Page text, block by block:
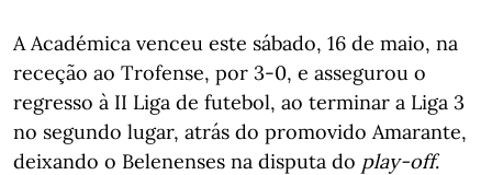
A Académica venceu este sábado, 16 de maio, na
receção ao Trofense, por 3-0, e assegurou o
regresso à II Liga de futebol, ao terminar a Liga 3
no segundo lugar, atrás do promovido Amarante,
deixando o Belenenses na disputa do play-off.